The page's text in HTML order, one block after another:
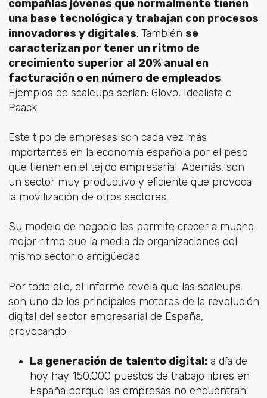
compañías jóvenes que normalmente tienen
una base tecnológica y trabajan con procesos
innovadores y digitales. También se
caracterizan por tener un ritmo de
crecimiento superior al 20% anual en
facturación o en número de empleados.
Ejemplos de scaleups serían: Glovo, Idealista o
Paack.
Este tipo de empresas son cada vez más
importantes en la economía española por el peso
que tienen en el tejido empresarial. Además, son
un sector muy productivo y eficiente que provoca
la movilización de otros sectores.
Su modelo de negocio les permite crecer a mucho
mejor ritmo que la media de organizaciones del
mismo sector o antigüedad.
Por todo ello, el informe revela que las scaleups
son uno de los principales motores de la revolución
digital del sector empresarial de España,
provocando:
La generación de talento digital:a día de
hoy hay 150.000 puestos de trabajo libres en
España porque las empresas no encuentran